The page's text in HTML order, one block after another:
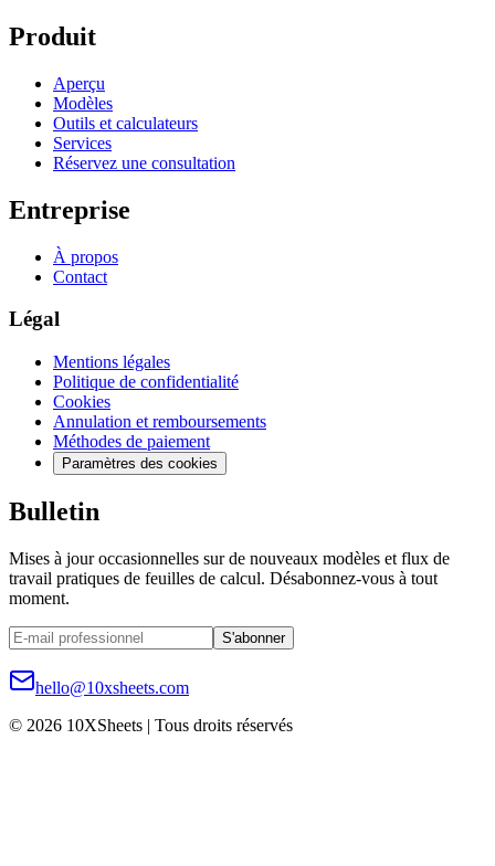
Produit
Aperçu
Modèles
Outils et calculateurs
Services
Réservez une consultation
Entreprise
À propos
Contact
Légal
Mentions légales
Politique de confidentialité
Cookies
Annulation et remboursements
Méthodes de paiement
Paramètres des cookies
Bulletin
Mises à jour occasionnelles sur de nouveaux modèles et flux de
travail pratiques de feuilles de calcul. Désabonnez-vous à tout
moment.
S'abonner
hello@10xsheets.com
© 2026 10XSheets | Tous droits réservés